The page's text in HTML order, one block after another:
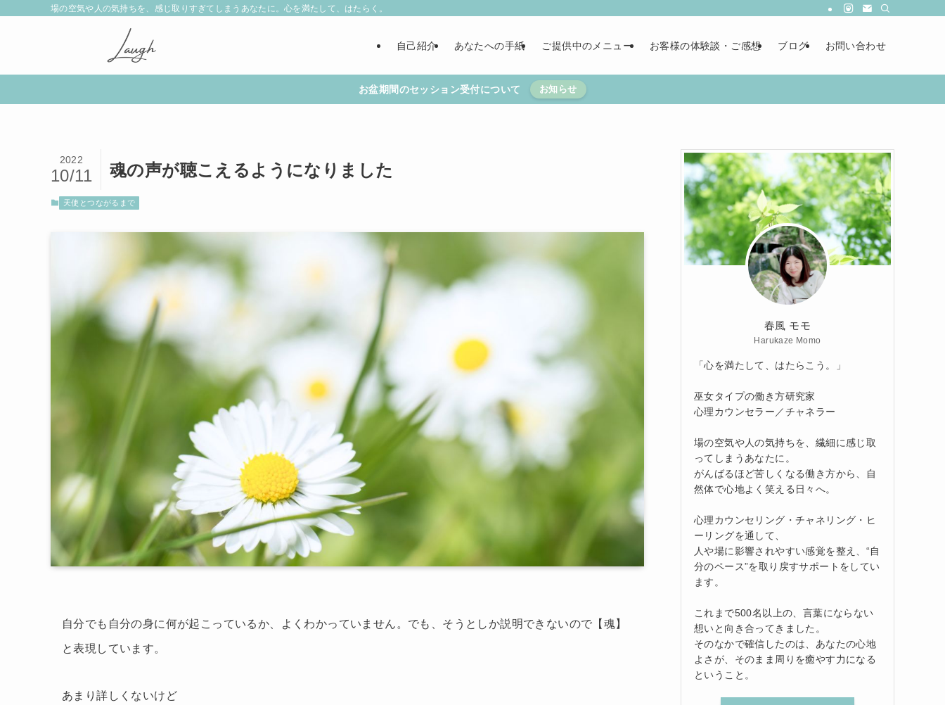
場の空気や人の気持ちを、感じ取りすぎてしまうあなたに。心を満たして、はたらく。
自己紹介 あなたへの手紙 ご提供中のメニュー お客様の体験談・ご感想 ブログ お問い合わせ
お盆期間のセッション受付について お知らせ
魂の声が聴こえるようになりました
2022
10/11
天使とつながるまで
自分でも自分の身に何が起こっているか、よくわかっていません。でも、そうとしか説明できないので【魂】
と表現しています。
あまり詳しくないけど
春風 モモ
Harukaze Momo
「心を満たして、はたらこう。」
巫女タイプの働き方研究家
心理カウンセラー／チャネラー
場の空気や人の気持ちを、繊細に感じ取
ってしまうあなたに。
がんばるほど苦しくなる働き方から、自
然体で心地よく笑える日々へ。
心理カウンセリング・チャネリング・ヒ
ーリングを通して、
人や場に影響されやすい感覚を整え、“自
分のペース”を取り戻すサポートをしてい
ます。
これまで500名以上の、言葉にならない
想いと向き合ってきました。
そのなかで確信したのは、あなたの心地
よさが、そのまま周りを癒やす力になる
ということ。